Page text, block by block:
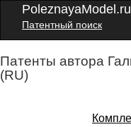
PoleznayaModel.ru
Патентный поиск
Патенты автора
(RU)